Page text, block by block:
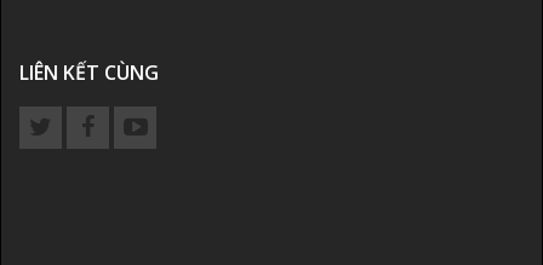
LIÊN KẾT CÙNG